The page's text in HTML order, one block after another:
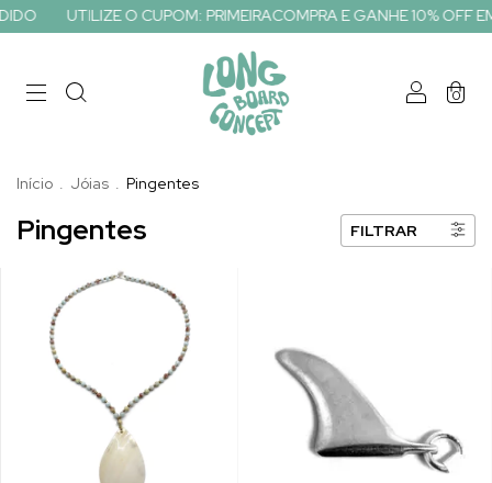
UTILIZE O CUPOM: PRIMEIRACOMPRA E GANHE 10% OFF
0
Início . Jóias . Pingentes
Pingentes FILTRAR